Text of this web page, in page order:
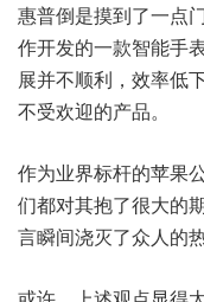
惠普倒是摸到了一点
作开发的一款智能手
展并不顺利，效率低
不受欢迎的产品。
作为业界标杆的苹果
们都对其抱了很大的
言瞬间浇灭了众人的热